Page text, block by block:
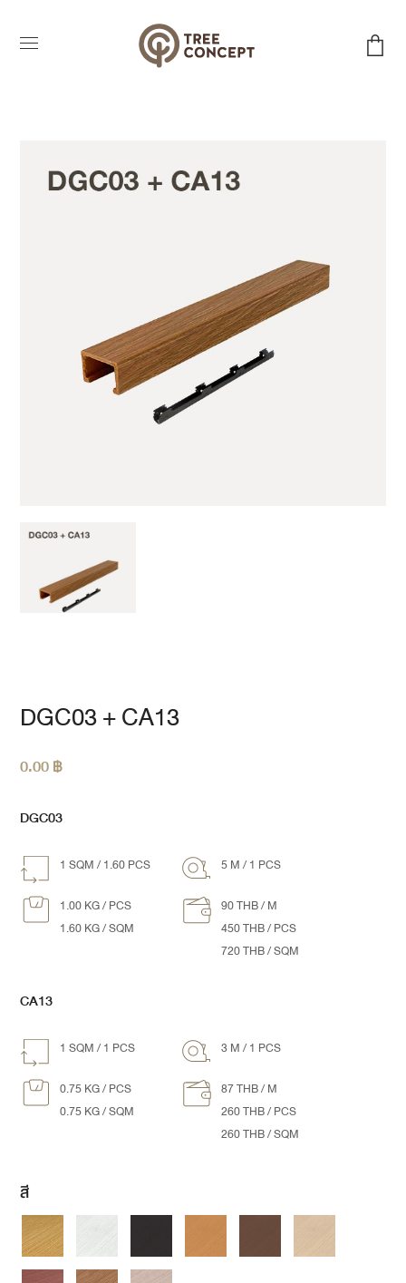
DGC03 + CA13
0.00฿
DGC03
1 SQM / 1.60 PCS 5 M / 1 PCS
1.00 KG / PCS
1.60 KG / SQM
90 THB / M
450 THB / PCS
720 THB / SQM
CA13
1 SQM / 1 PCS 3 M / 1 PCS
0.75 KG / PCS
0.75 KG / SQM
87 THB / M
260 THB / PCS
260 THB / SQM
สี